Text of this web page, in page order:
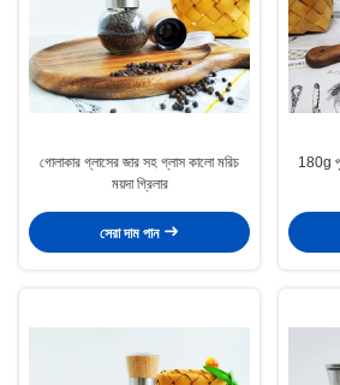
গোলাকার গ্লাসের জার সহ গ্লাস কালো মরিচ
ময়দা গ্রিলার
সেরা দাম পান
180g